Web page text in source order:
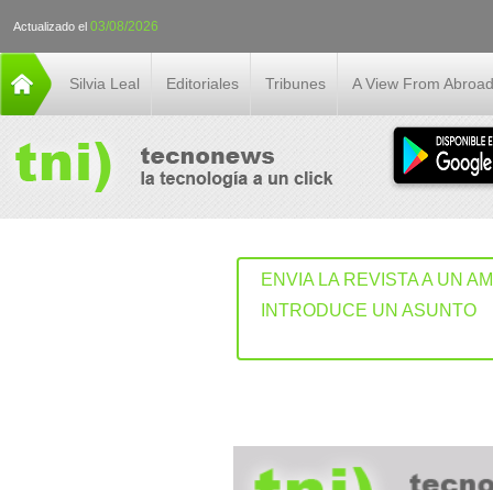
Actualizado el 03/08/2026
Silvia Leal Editoriales Tribunes A View From Abroad
ENVIA LA REVISTA A UN
INTRODUCE UN ASUNTO